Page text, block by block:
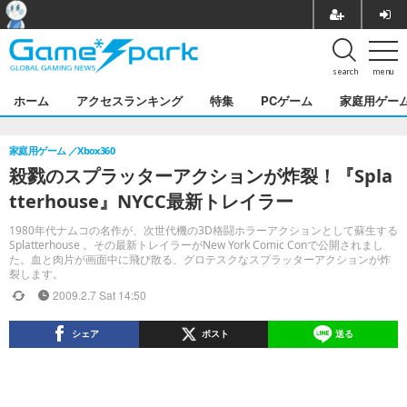
menu
search
ホーム アクセスランキング 特集 PCゲーム 家庭用ゲー
殺戮のスプラッターアクションが炸裂！『Spla
tterhouse』NYCC最新トレイラー
1980年代ナムコの名作が、次世代機の3D格闘ホラーアクションとして蘇生する
Splatterhouse 。その最新トレイラーがNew York Comic Conで公開されまし
た。血と肉片が画面中に飛び散る、グロテスクなスプラッターアクションが炸
裂します。
家庭用ゲーム Xbox360
2009.2.7 Sat 14:50
シェア ポスト 送る